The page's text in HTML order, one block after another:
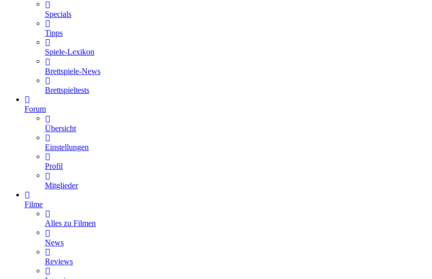
Specials
Tipps
Spiele-Lexikon
Brettspiele-News
Brettspieltests
Forum
Übersicht
Einstellungen
Profil
Mitglieder
Filme
Alles zu Filmen
News
Reviews